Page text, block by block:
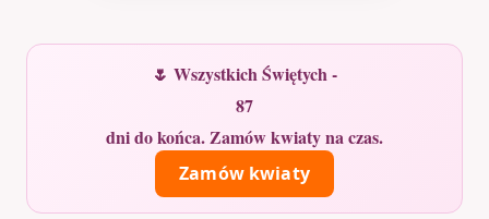
🌷 Wszystkich Świętych -
87
dni do końca. Zamów kwiaty na czas.
Zamów kwiaty